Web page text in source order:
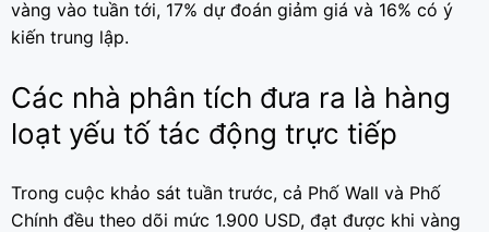
vàng vào tuần tới, 17% dự đoán giảm giá và 16% có ý
kiến trung lập.
Các nhà phân tích đưa ra là hàng
loạt yếu tố tác động trực tiếp
Trong cuộc khảo sát tuần trước, cả Phố Wall và Phố
Chính đều theo dõi mức 1.900 USD, đạt được khi vàng